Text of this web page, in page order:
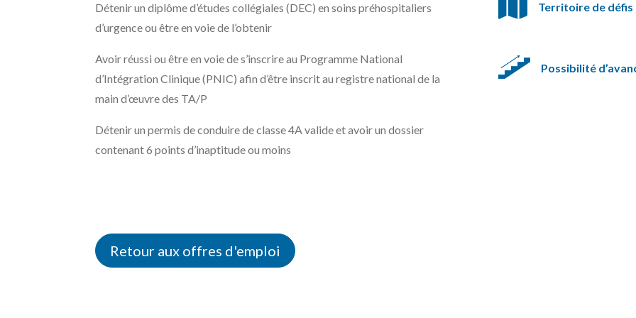
Détenir un diplôme d’études collégiales (DEC) en soins préhospitaliers
d’urgence ou être en voie de l’obtenir
Avoir réussi ou être en voie de s’inscrire au Programme National
d’Intégration Clinique (PNIC) afin d’être inscrit au registre national de la
main d’œuvre des TA/P
Détenir un permis de conduire de classe 4A valide et avoir un dossier
contenant 6 points d’inaptitude ou moins
Territoire de défis
Possibilité
Retour aux offres d'emploi